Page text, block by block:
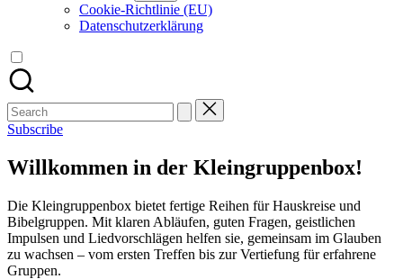
Cookie-Richtlinie (EU)
Datenschutzerklärung
Search
for:
Subscribe
Willkommen in der Kleingruppenbox!
Die Kleingruppenbox bietet fertige Reihen für Hauskreise und
Bibelgruppen. Mit klaren Abläufen, guten Fragen, geistlichen
Impulsen und Liedvorschlägen helfen sie, gemeinsam im Glauben
zu wachsen – vom ersten Treffen bis zur Vertiefung für erfahrene
Gruppen.